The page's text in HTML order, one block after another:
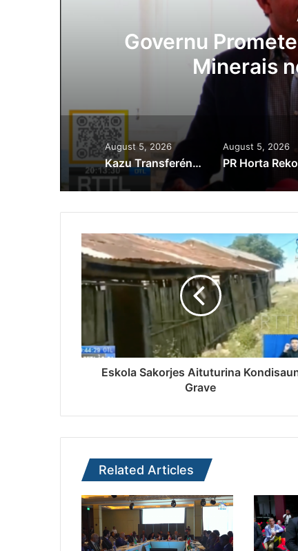
Governu
Minerais
August 5, 2026
Kazu Transferénsia Osan Millaun 42 Husi Singapura, Advogadu Sei Halo Rekursu
August 5, 2026
Eskola Sakorjes Aituturina
Grave
Related Articles